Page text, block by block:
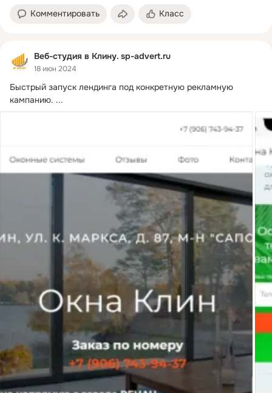
Комментировать Класс
Веб-студия в Клину. sp-advert.ru
18 июн 2024
Быстрый запуск лендинга под конкретную рекламную
кампанию. ...